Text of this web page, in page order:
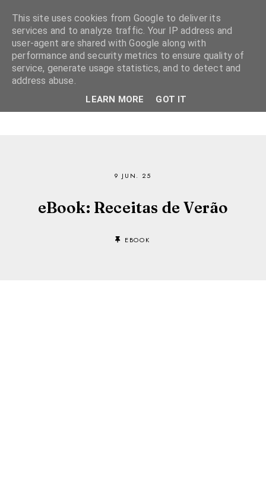
9 JUN. 25
eBook: Receitas de Verão
EBOOK
This site uses cookies from Google to deliver its
services and to analyze traffic. Your IP address and
user-agent are shared with Google along with
performance and security metrics to ensure quality of
service, generate usage statistics, and to detect and
address abuse.
LEARN MORE GOT IT